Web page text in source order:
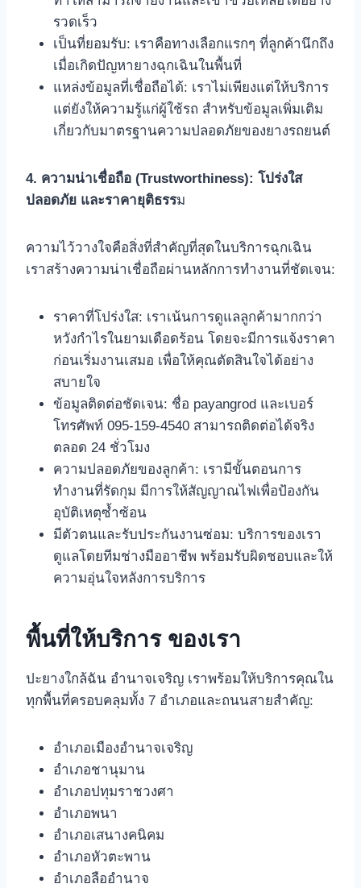
รวดเร็ว
เป็นที่ยอมรับ: เราคือทางเลือกแรกๆ ที่ลูกค้านึกถึง
เมื่อเกิดปัญหายางฉุกเฉินในพื้นที่
แหล่งข้อมูลที่เชื่อถือได้: เราไม่เพียงแต่ให้บริการ
แต่ยังให้ความรู้แก่ผู้ใช้รถ สำหรับข้อมูลเพิ่มเติม
เกี่ยวกับมาตรฐานความปลอดภัยของยางรถยนต์
4. ความน่าเชื่อถือ (Trustworthiness): โปร่งใส
ปลอดภัย และราคายุติธรรม
ความไว้วางใจคือสิ่งที่สำคัญที่สุดในบริการฉุกเฉิน
เราสร้างความน่าเชื่อถือผ่านหลักการทำงานที่ชัดเจน:
ราคาที่โปร่งใส: เราเน้นการดูแลลูกค้ามากกว่า
หวังกำไรในยามเดือดร้อน โดยจะมีการแจ้งราคา
ก่อนเริ่มงานเสมอ เพื่อให้คุณตัดสินใจได้อย่าง
สบายใจ
ข้อมูลติดต่อชัดเจน: ชื่อ payangrod และเบอร์
โทรศัพท์ 095-159-4540 สามารถติดต่อได้จริง
ตลอด 24 ชั่วโมง
ความปลอดภัยของลูกค้า: เรามีขั้นตอนการ
ทำงานที่รัดกุม มีการให้สัญญาณไฟเพื่อป้องกัน
อุบัติเหตุซ้ำซ้อน
มีตัวตนและรับประกันงานซ่อม: บริการของเรา
ดูแลโดยทีมช่างมืออาชีพ พร้อมรับผิดชอบและให้
ความอุ่นใจหลังการบริการ
พื้นที่ให้บริการ ของเรา
ปะยางใกล้ฉัน อำนาจเจริญ เราพร้อมให้บริการคุณใน
ทุกพื้นที่ครอบคลุมทั้ง 7 อำเภอและถนนสายสำคัญ:
อำเภอเมืองอำนาจเจริญ
อำเภอชานุมาน
อำเภอปทุมราชวงศา
อำเภอพนา
อำเภอเสนางคนิคม
อำเภอหัวตะพาน
อำเภอลืออำนาจ